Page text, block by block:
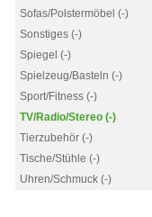
Sofas/Polstermöbel (-)
Sonstiges (-)
Spiegel (-)
Spielzeug/Basteln (-)
Sport/Fitness (-)
TV/Radio/Stereo (-)
Tierzubehör (-)
Tische/Stühle (-)
Uhren/Schmuck (-)